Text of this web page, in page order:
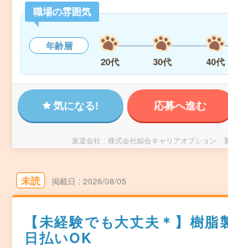
職場の雰囲気
年齢層
20代
30代 40代
気になる! 応募へ進む
派遣会社 株式会社綜合キャリアオプション
未読 掲載日 2026/08/05
【未経験でも大丈夫＊】樹
日払いOK